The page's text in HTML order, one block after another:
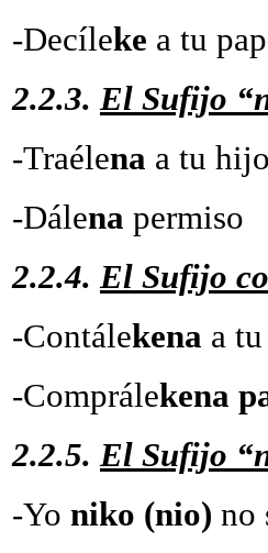
-Decíleke a tu
2.2.3.El Sufijo
-Traélena a
-Dálena permiso
2.2.4.El Sufijo
-Contálekena a
-Comprálekena
2.2.5.El Sufijo
-Yo niko (nio)